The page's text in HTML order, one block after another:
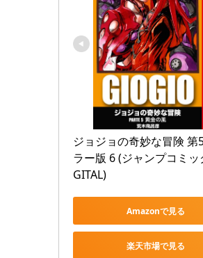
ジョジョの奇妙な冒険 第
ラー版 6 (ジャンプコミ
GITAL)
Amazonで見る
楽天市場で見る